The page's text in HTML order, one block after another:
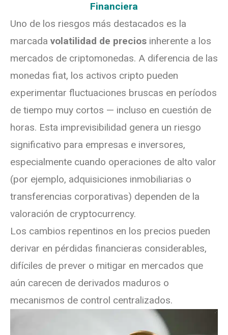
Financiera
Uno de los riesgos más destacados es la
marcada volatilidad de precios inherente a los
mercados de criptomonedas. A diferencia de las
monedas fiat, los activos cripto pueden
experimentar fluctuaciones bruscas en períodos
de tiempo muy cortos — incluso en cuestión de
horas. Esta imprevisibilidad genera un riesgo
significativo para empresas e inversores,
especialmente cuando operaciones de alto valor
(por ejemplo, adquisiciones inmobiliarias o
transferencias corporativas) dependen de la
valoración de cryptocurrency.
Los cambios repentinos en los precios pueden
derivar en pérdidas financieras considerables,
difíciles de prever o mitigar en mercados que
aún carecen de derivados maduros o
mecanismos de control centralizados.